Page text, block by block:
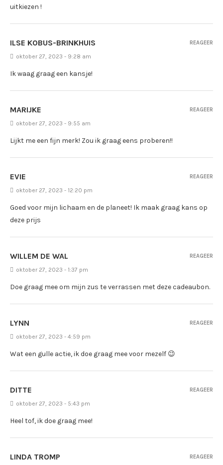
uitkiezen !
ILSE KOBUS-BRINKHUIS
oktober 27, 2023 - 9:28 am
Ik waag graag een kansje!
REAGEER
MARIJKE
oktober 27, 2023 - 9:55 am
Lijkt me een fijn merk! Zou ik graag eens proberen!!
REAGEER
EVIE
oktober 27, 2023 - 12:20 pm
Goed voor mijn lichaam en de planeet! Ik maak graag kans op
deze prijs
REAGEER
WILLEM DE WAL
oktober 27, 2023 - 1:37 pm
Doe graag mee om mijn zus te verrassen met deze cadeaubon.
REAGEER
LYNN
oktober 27, 2023 - 4:59 pm
Wat een gulle actie, ik doe graag mee voor mezelf 😉
REAGEER
DITTE
oktober 27, 2023 - 5:43 pm
Heel tof, ik doe graag mee!
REAGEER
LINDA TROMP REAGEER